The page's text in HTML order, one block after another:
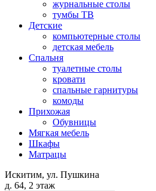
журнальные столы
тумбы ТВ
Детские
компьютерные столы
детская мебель
Спальня
туалетные столы
кровати
спальные гарнитуры
комоды
Прихожая
Обувницы
Мягкая мебель
Шкафы
Матрацы
Искитим, ул. Пушкина
д. 64, 2 этаж